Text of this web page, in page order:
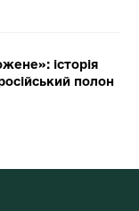
історія
полон